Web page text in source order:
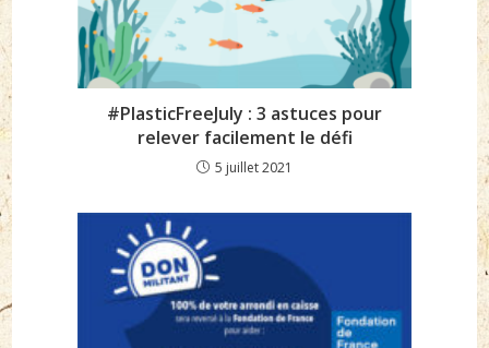
#PlasticFreeJuly : 3 astuces pour
relever facilement le défi
5 juillet 2021